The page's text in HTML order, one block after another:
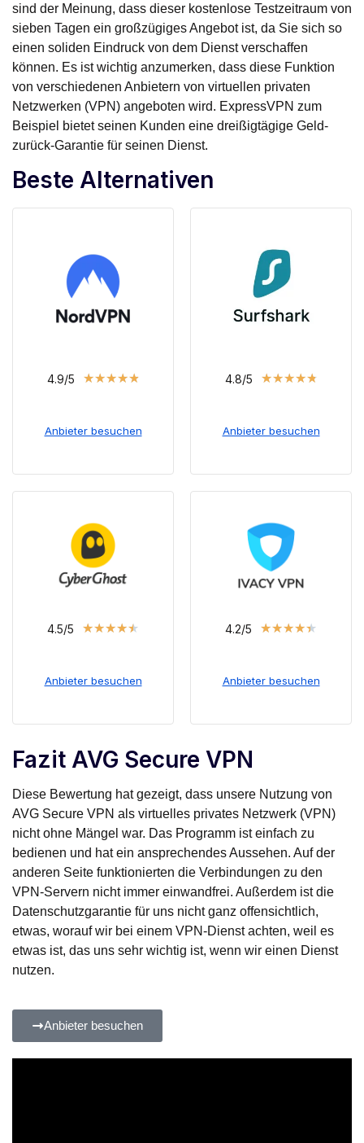
sind der Meinung, dass dieser kostenlose Testzeitraum von
sieben Tagen ein großzügiges Angebot ist, da Sie sich so
einen soliden Eindruck von dem Dienst verschaffen
können. Es ist wichtig anzumerken, dass diese Funktion
von verschiedenen Anbietern von virtuellen privaten
Netzwerken (VPN) angeboten wird. ExpressVPN zum
Beispiel bietet seinen Kunden eine dreißigtägige Geld-
zurück-Garantie für seinen Dienst.
Beste Alternativen
4.9/5 ★★★★★
Anbieter besuchen
4.8/5 ★★★★★
Anbieter besuchen
4.5/5 ★★★★★
Anbieter besuchen
4.2/5 ★★★★★
Anbieter besuchen
Fazit AVG Secure VPN
Diese Bewertung hat gezeigt, dass unsere Nutzung von
AVG Secure VPN als virtuelles privates Netzwerk (VPN)
nicht ohne Mängel war. Das Programm ist einfach zu
bedienen und hat ein ansprechendes Aussehen. Auf der
anderen Seite funktionierten die Verbindungen zu den
VPN-Servern nicht immer einwandfrei. Außerdem ist die
Datenschutzgarantie für uns nicht ganz offensichtlich,
etwas, worauf wir bei einem VPN-Dienst achten, weil es
etwas ist, das uns sehr wichtig ist, wenn wir einen Dienst
nutzen.
Anbieter besuchen